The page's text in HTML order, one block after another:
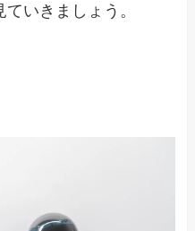
いきましょう。